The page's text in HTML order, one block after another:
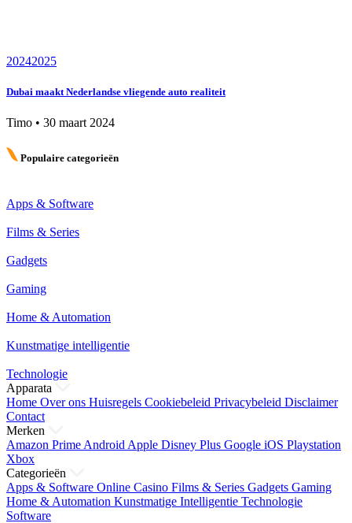
20242025
Dubai maakt Nederlandse vliegende auto realiteit
Timo • 30 maart 2024
Populaire categorieën
Apps & Software
Films & Series
Gadgets
Gaming
Home & Automation
Kunstmatige intelligentie
Technologie
Apparata
Home Over ons Huisregels Cookiebeleid Privacybeleid Disclaimer
Contact
Merken
Amazon Prime Android Apple Disney Plus Google iOS Playstation
Xbox
Categorieën
Apps & Software Online Casino Films & Series Gadgets Gaming
Home & Automation Kunstmatige Intelligentie Technologie
Software